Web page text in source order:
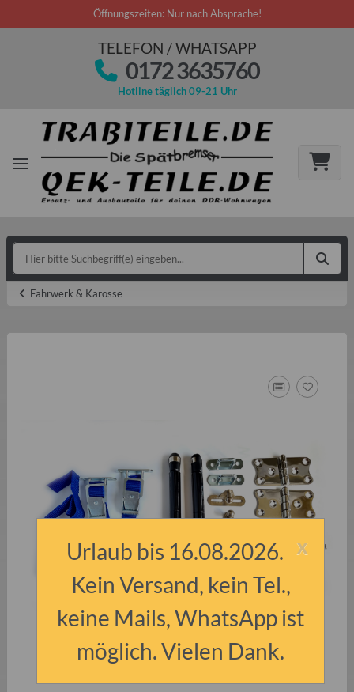
Öffnungszeiten: Nur nach Absprache!
TELEFON / WHATSAPP
0172 3635760
Hotline täglich 09-21 Uhr
Fahrwerk & Karosse
x
Urlaub bis 16.08.2026.
Kein Versand, kein Tel.,
keine Mails, WhatsApp ist
möglich. Vielen Dank.